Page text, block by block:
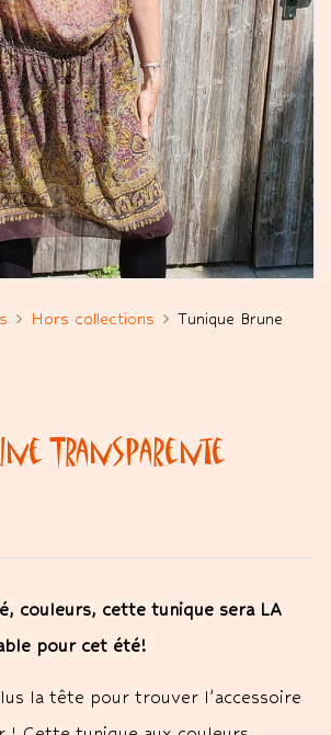
Hors collections
Tunique Brune
Transparente
couleurs, cette tunique sera LA
pour cet été!
la tête pour trouver l’accessoire